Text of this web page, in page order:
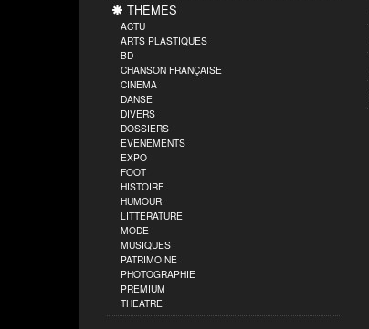
THEMES
ACTU
ARTS PLASTIQUES
BD
CHANSON FRANÇAISE
CINEMA
DANSE
DIVERS
DOSSIERS
EVENEMENTS
EXPO
FOOT
HISTOIRE
HUMOUR
LITTERATURE
MODE
MUSIQUES
PATRIMOINE
PHOTOGRAPHIE
PREMIUM
THEATRE